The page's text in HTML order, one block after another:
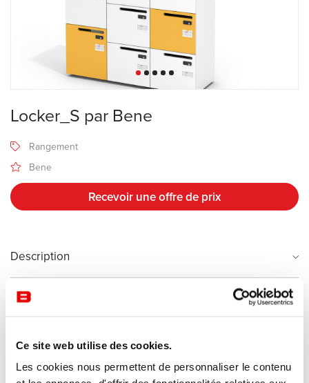
Ce site web utilise des cookies.
Les cookies nous permettent de personnaliser le contenu
Locker_S par Bene
Rangement
Bene
Recevoir une offre de prix
Description
Fabricant Bene
Ils peuvent être utilisés pour ranger et sécuriser des documents et
des effets personnels. Des meubles à une et deux rangées ainsi